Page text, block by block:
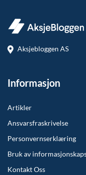
Aksjebloggen AS
Informasjon
Artikler
Ansvarsfraskrivelse
Personvernserklæring
Bruk av
Kontakt Oss